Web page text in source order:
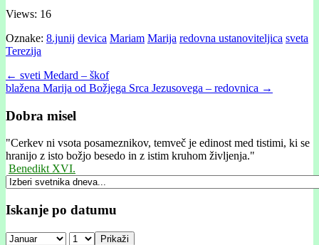
Views: 16
Oznake: 8.junij devica Mariam Marija redovna ustanoviteljica sveta
Terezija
Post
navigation
← sveti Medard – škof
blažena Marija od Božjega Srca Jezusovega – redovnica →
Dobra misel
"Cerkev ni vsota posameznikov, temveč je edinost med tistimi, ki se
hranijo z isto božjo besedo in z istim kruhom življenja."
Benedikt XVI.
Iskanje po datumu
Prikaži